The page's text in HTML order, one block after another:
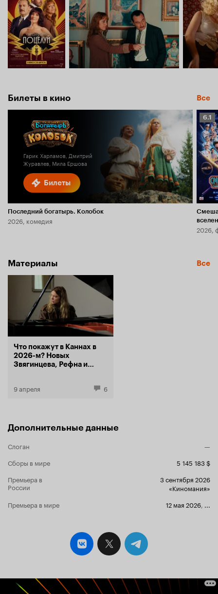
Билеты в кино Все
Билеты
Гарик Харламов, Дмитрий
Журавлев, Мила Ершова
Последний богатырь. Колобок
2026, комедия
6.1
6.1
2026,
Материалы Все
Что покажут в Каннах в
2026-м? Новых
Звягинцева, Рефна и
9 апреля 6
Дополнительные данные
Слоган
—
Сборы в мире
5 145 183 $
Премьера в
России
3 сентября 2026
«Киномания»
Премьера в мире
12 мая 2026